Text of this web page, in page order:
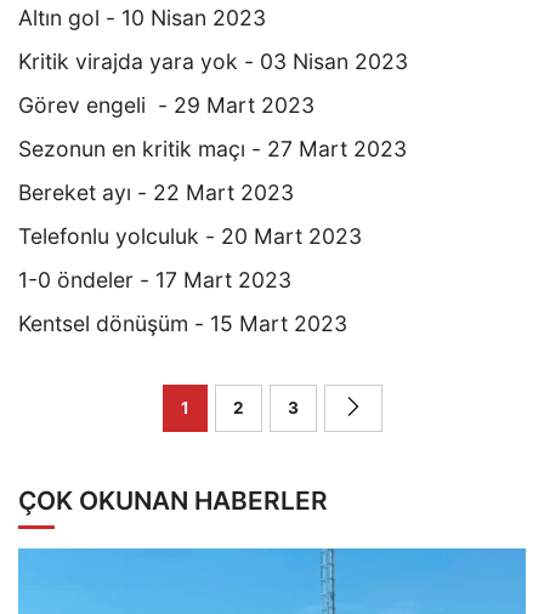
Altın gol - 10 Nisan 2023
Kritik virajda yara yok - 03 Nisan 2023
Görev engeli - 29 Mart 2023
Sezonun en kritik maçı - 27 Mart 2023
Bereket ayı - 22 Mart 2023
Telefonlu yolculuk - 20 Mart 2023
1-0 öndeler - 17 Mart 2023
Kentsel dönüşüm - 15 Mart 2023
1 2 3
ÇOK OKUNAN HABERLER